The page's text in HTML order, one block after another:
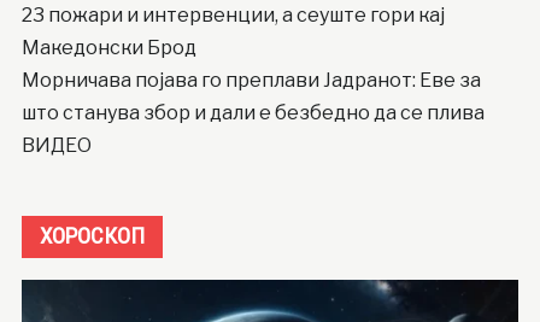
23 пожари и интервенции, а сеуште гори кај
Македонски Брод
Moрничава појава го преплави Јадранот: Еве за
што станува збор и дали е безбедно да се плива
ВИДЕО
ХОРОСКОП